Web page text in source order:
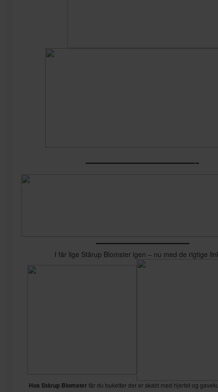
———————-
——————
I får lige Stårup Blomster igen – nu med de rigtige
Hos Stårup Blomster får du buketter der er skabt med hjertet og